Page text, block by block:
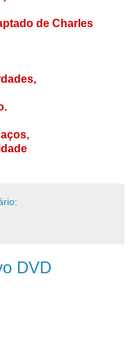
de Charles
DVD